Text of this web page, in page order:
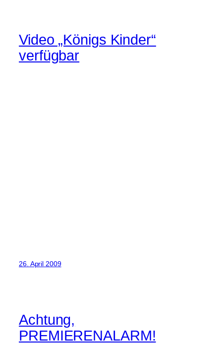
Video „Königs Kinder“
verfügbar
26. April 2009
Achtung,
PREMIERENALARM!